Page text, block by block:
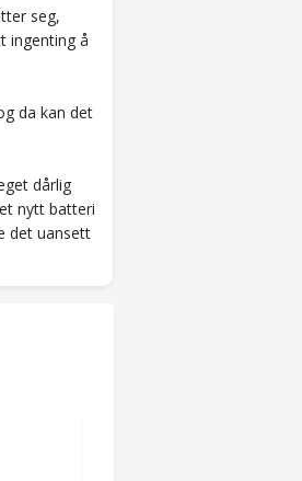
seg,
ingenting å
da kan det
dårlig
nytt batteri
det uansett